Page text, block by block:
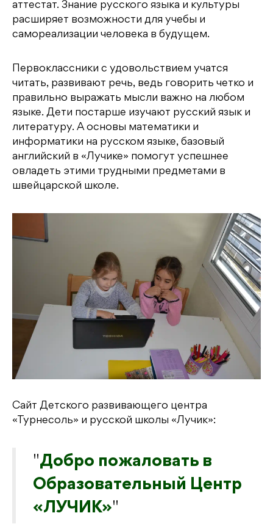
аттестат. Знание русского языка и культуры
расширяет возможности для учебы и
самореализации человека в будущем.
Первоклассники с удовольствием учатся
читать, развивают речь, ведь говорить четко и
правильно выражать мысли важно на любом
языке. Дети постарше изучают русский язык и
литературу. А основы математики и
информатики на русском языке, базовый
английский в «Лучике» помогут успешнее
овладеть этими трудными предметами в
швейцарской школе.
Сайт Детского развивающего центра
«Турнесоль» и русской школы «Лучик»:
Добро пожаловать в
Образовательный Центр
«ЛУЧИК»